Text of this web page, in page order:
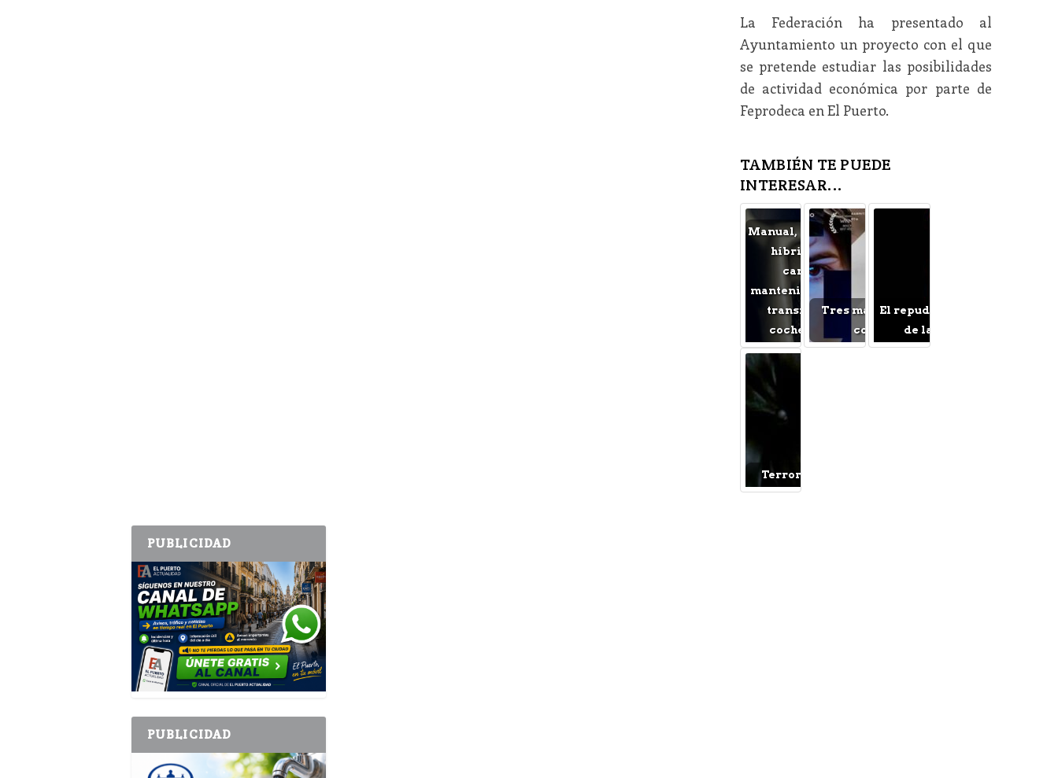
La Federación ha presentado al
Ayuntamiento un proyecto con el que
se pretende estudiar las posibilidades
de actividad económica por parte de
Feprodeca en El Puerto.
TAMBIÉN TE PUEDE
INTERESAR...
Manual, automático o
híbrido: cómo
cambia el
mantenimiento de la
transmisión en
coches usados
Tres maravillosos
colores
El repudiable drama
de la Guerra
Terror del bueno
PUBLICIDAD
PUBLICIDAD